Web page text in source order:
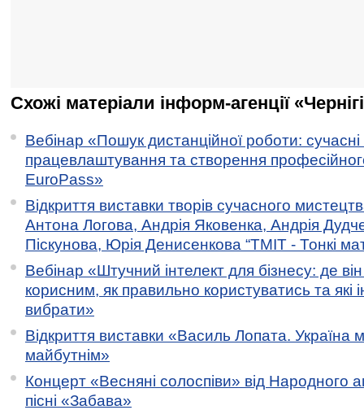
Схожі матеріали інформ-агенції
Вебінар «Пошук дистанційної роботи:
працевлаштування та створення
EuroPass»
Відкриття виставки творів сучасного
Антона Логова, Андрія Яковенка, Андрія
Піскунова, Юрія Денисенкова “ТМІТ - Тонкі
Вебінар «Штучний інтелект для бізнесу: де
корисним, як правильно користуватись та які
вибрати»
Відкриття виставки «Василь Лопата. Україна
майбутнім»
Концерт «Весняні солоспіви» від Народного
пісні «Забава»